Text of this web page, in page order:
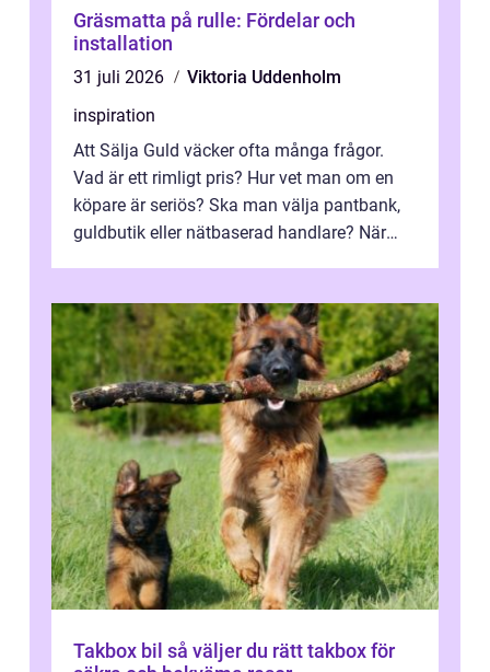
Gräsmatta på rulle: Fördelar och
installation
31 juli 2026
Viktoria Uddenholm
inspiration
Att Sälja Guld väcker ofta många frågor.
Vad är ett rimligt pris? Hur vet man om en
köpare är seriös? Ska man välja pantbank,
guldbutik eller nätbaserad handlare? När
Takbox bil så väljer du rätt takbox för